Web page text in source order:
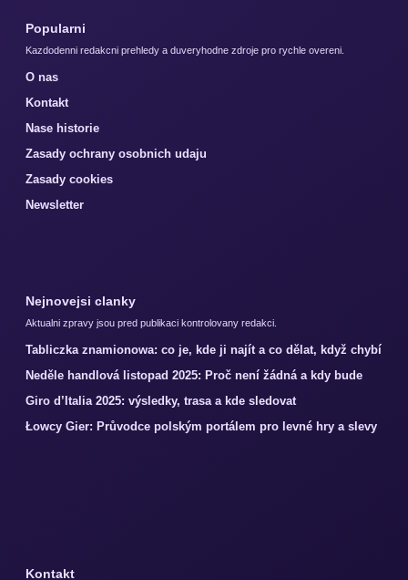
Popularni
Kazdodenni redakcni prehledy a duveryhodne zdroje pro rychle overeni.
O nas
Kontakt
Nase historie
Zasady ochrany osobnich udaju
Zasady cookies
Newsletter
Nejnovejsi clanky
Aktualni zpravy jsou pred publikaci kontrolovany redakci.
Tabliczka znamionowa: co je, kde ji najít a co dělat, když chybí
Neděle handlová listopad 2025: Proč není žádná a kdy bude
Giro d’Italia 2025: výsledky, trasa a kde sledovat
Łowcy Gier: Průvodce polským portálem pro levné hry a slevy
Kontakt